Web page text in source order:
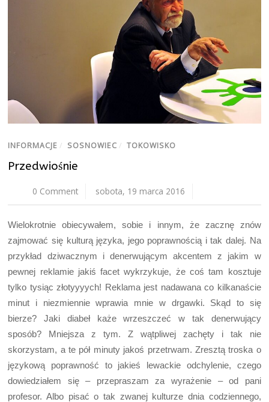
INFORMACJE / SOSNOWIEC / TOKOWISKO
Przedwiośnie
0 Comment sobota, 19 marca 2016
Wielokrotnie obiecywałem, sobie i innym, że zacznę znów
zajmować się kulturą języka, jego poprawnością i tak dalej. Na
przykład dziwacznym i denerwującym akcentem z jakim w
pewnej reklamie jakiś facet wykrzykuje, że coś tam kosztuje
tylko tysiąc złotyyyych! Reklama jest nadawana co kilkanaście
minut i niezmiennie wprawia mnie w drgawki. Skąd to się
bierze? Jaki diabeł każe wrzeszczeć w tak denerwujący
sposób? Mniejsza z tym. Z wątpliwej zachęty i tak nie
skorzystam, a te pół minuty jakoś przetrwam. Zresztą troska o
językową poprawność to jakieś lewackie odchylenie, czego
dowiedziałem się – przepraszam za wyrażenie – od pani
profesor. Albo pisać o tak zwanej kulturze dnia codziennego,